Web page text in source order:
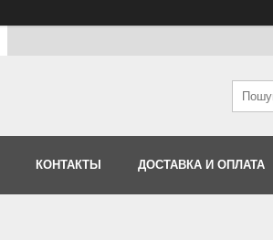
КОНТАКТЫ ДОСТАВКА И ОПЛАТА